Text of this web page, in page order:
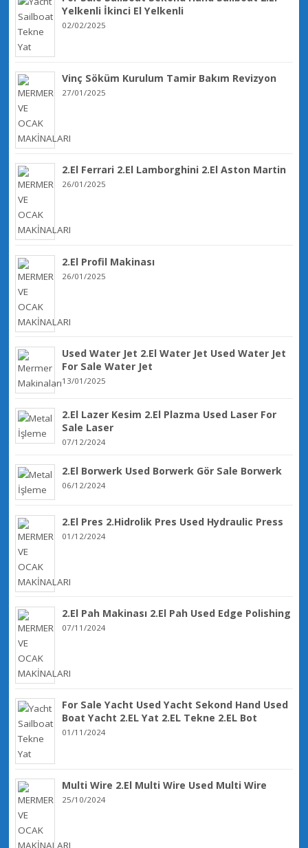
Yelkenli İkinci El Yelkenli
02/02/2025
Vinç Söküm Kurulum Tamir Bakım Revizyon
27/01/2025
2.El Ferrari 2.El Lamborghini 2.El Aston Martin
26/01/2025
2.El Profil Makinası
26/01/2025
Used Water Jet 2.El Water Jet Used Water Jet
For Sale Water Jet
13/01/2025
2.El Lazer Kesim 2.El Plazma Used Laser For
Sale Laser
07/12/2024
2.El Borwerk Used Borwerk Gör Sale Borwerk
06/12/2024
2.El Pres 2.Hidrolik Pres Used Hydraulic Press
01/12/2024
2.El Pah Makinası 2.El Pah Used Edge Polishing
07/11/2024
For Sale Yacht Used Yacht Sekond Hand Used
Boat Yacht 2.EL Yat 2.EL Tekne 2.EL Bot
01/11/2024
Multi Wire 2.El Multi Wire Used Multi Wire
25/10/2024